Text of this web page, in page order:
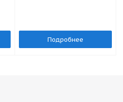
Подробнее